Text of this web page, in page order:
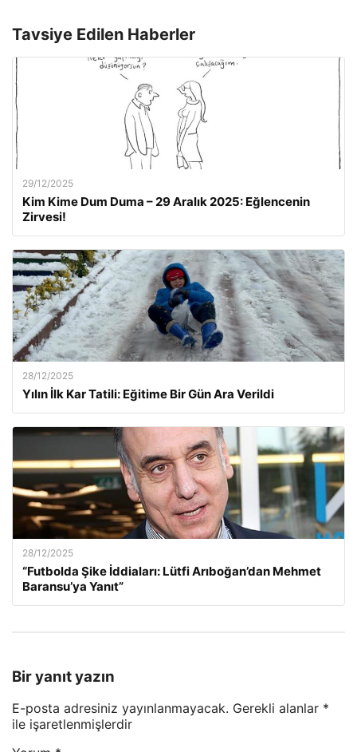
Tavsiye Edilen Haberler
29/12/2025
Kim Kime Dum Duma – 29 Aralık 2025: Eğlencenin
Zirvesi!
28/12/2025
Yılın İlk Kar Tatili: Eğitime Bir Gün Ara Verildi
28/12/2025
“Futbolda Şike İddiaları: Lütfi Arıboğan’dan Mehmet
Baransu’ya Yanıt”
Bir yanıt yazın
E-posta adresiniz yayınlanmayacak. Gerekli alanlar *
ile işaretlenmişlerdir